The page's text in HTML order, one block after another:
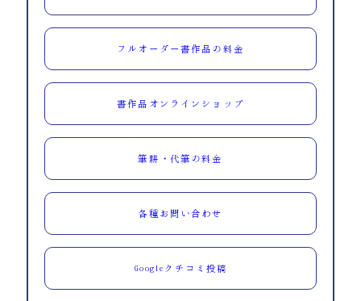
フルオーダー書作品の料金
書作品オンラインショップ
筆耕・代筆の料金
各種お問い合わせ
Googleクチコミ投稿